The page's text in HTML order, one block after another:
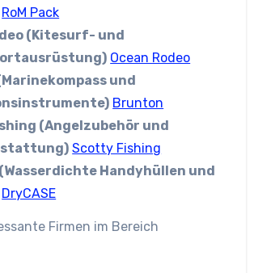
RoM Pack
(Kitesurf- und
Ocean Rodeo
und
Brunton
(Angelzubehör und
Scotty Fishing
(Wasserdichte Handyhüllen und
DryCASE
Firmen im Bereich